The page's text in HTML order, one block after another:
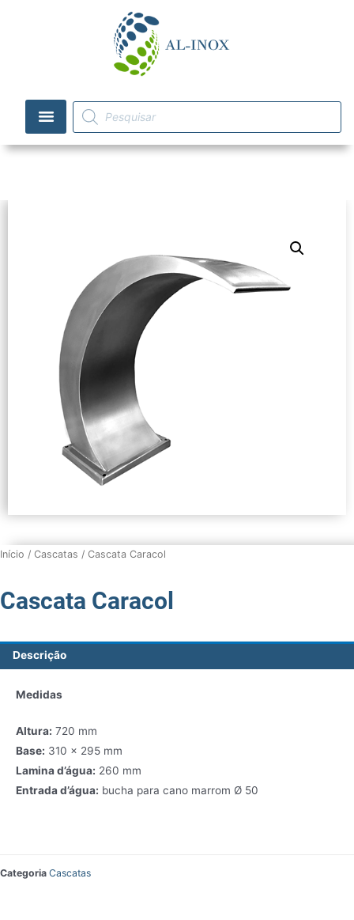
Início / Cascatas / Cascata Caracol
Cascata Caracol
Descrição
Medidas
Altura: 720 mm
Base: 310 x 295 mm
Lamina d’água: 260 mm
Entrada d’água: bucha para cano marrom Ø 50
Categoria Cascatas